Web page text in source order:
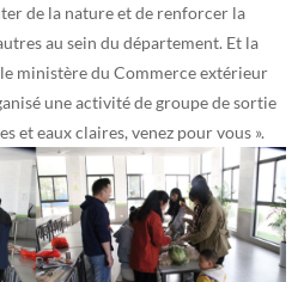
de la nature et de renforcer la
au sein du département. Et la
ministère du Commerce extérieur
une activité de groupe de sortie
et eaux claires, venez pour vous ».